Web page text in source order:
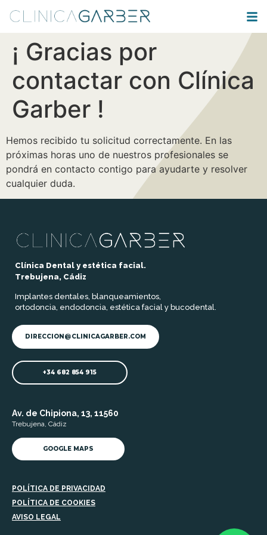
¡ Gracias por
contactar con Clínica
Garber !
Hemos recibido tu solicitud correctamente. En las
próximas horas uno de nuestros profesionales se
pondrá en contacto contigo para ayudarte y resolver
cualquier duda.
Clínica Dental y estética facial.
Trebujena, Cádiz
Implantes dentales, blanqueamientos,
ortodoncia, endodoncia, estética facial y bucodental.
DIRECCION@CLINICAGARBER.COM
+34 682 854 915
Av. de Chipiona, 13, 11560
Trebujena, Cádiz
GOOGLE MAPS
POLÍTICA DE PRIVACIDAD
POLÍTICA DE COOKIES
AVISO LEGAL